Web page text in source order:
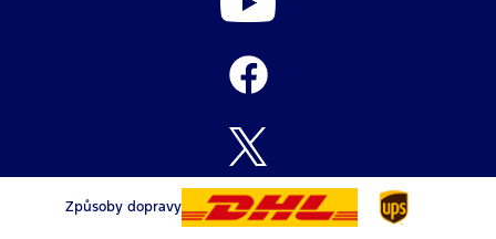
Způsoby dopravy